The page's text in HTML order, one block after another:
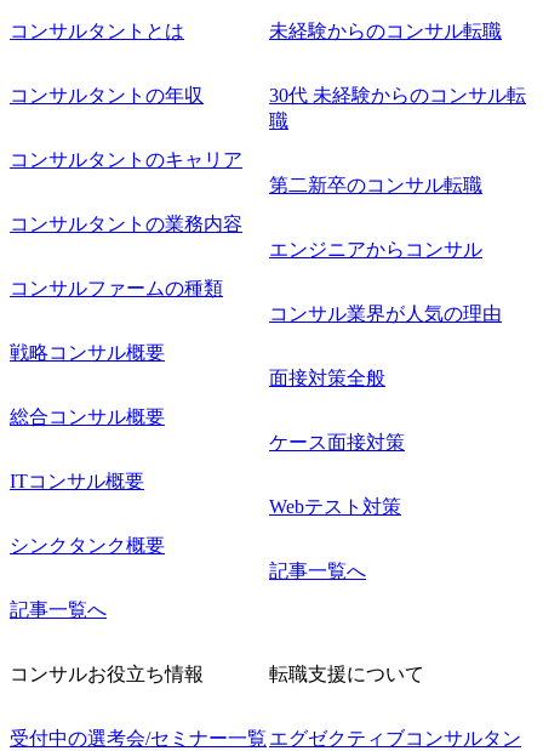
コンサルタントとは
コンサルタントの年収
コンサルタントのキャリア
コンサルタントの業務内容
コンサルファームの種類
戦略コンサル概要
総合コンサル概要
ITコンサル概要
シンクタンク概要
記事一覧へ
未経験からのコンサル転職
30代 未経験からのコンサル転
職
第二新卒のコンサル転職
エンジニアからコンサル
コンサル業界が人気の理由
面接対策全般
ケース面接対策
Webテスト対策
記事一覧へ
コンサルお役立ち情報
受付中の選考会/セミナー一覧
転職支援について
エグゼクティブコンサルタン